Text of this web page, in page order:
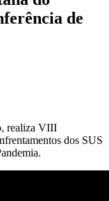
de
realiza VIII
dos SUS